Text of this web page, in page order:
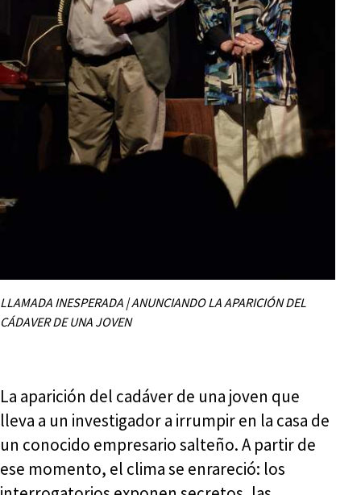
LLAMADA INESPERADA | ANUNCIANDO LA APARICIÓN DEL
CÁDAVER DE UNA JOVEN
La aparición del cadáver de una joven que
lleva a un investigador a irrumpir en la casa de
un conocido empresario salteño. A partir de
ese momento, el clima se enrareció: los